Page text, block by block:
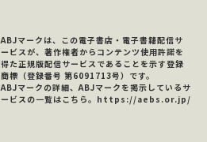
ABJマークは、この電子書店・電子書籍配信サ
ービスが、著作権者からコンテンツ使用許諾を
得た正規版配信サービスであることを示す登録
商標（登録番号 第6091713号）です。
ABJマークの詳細、ABJマークを掲示しているサ
ービスの一覧はこちら。 https://aebs.or.jp/